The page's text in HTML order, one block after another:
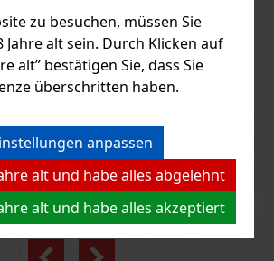
zu besuchen, müssen Sie
Jahre alt sein. Durch Klicken auf
alt” bestätigen Sie, dass Sie
überschritten haben.
anpassen
alt und habe alles abgelehnt
alt und habe alles akzeptiert
0,1l 35% TÖ
mit Stamperl
ist ein österreichisches Obstdestillat aus
Aprikosen. Es wird zu 100 % aus
hergestellt, ohne Zuckerzusatz und
um den reinen Fruchtcharakter der
7.90 €
Bestellen
Previous